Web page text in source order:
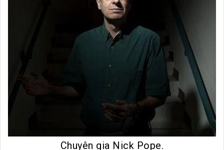
Chuyên gia Nick Pope.